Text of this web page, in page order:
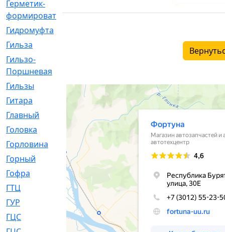
Герметик-
формирователь
Гидромуфта
Гильза
Гильзо-
Поршневая
Гильзы
[259]
Гитара
[7]
Главный
Головка
[28]
Горловина
[14]
Горный
[1]
Гофра
[86]
ГТЦ
[96]
ГУР
[34]
ГЦC
[6]